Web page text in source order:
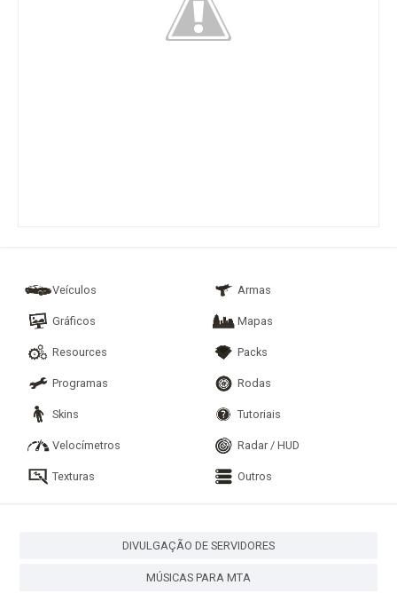
Veículos Armas
Gráficos Mapas
Resources Packs
Programas Rodas
Skins Tutoriais
Velocímetros Radar / HUD
Texturas Outros
DIVULGAÇÃO DE SERVIDORES
MÚSICAS PARA MTA